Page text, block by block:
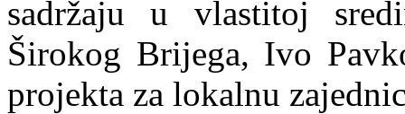
sadržaju u vlastitoj
Širokog Brijega, Ivo
projekta za lokalnu